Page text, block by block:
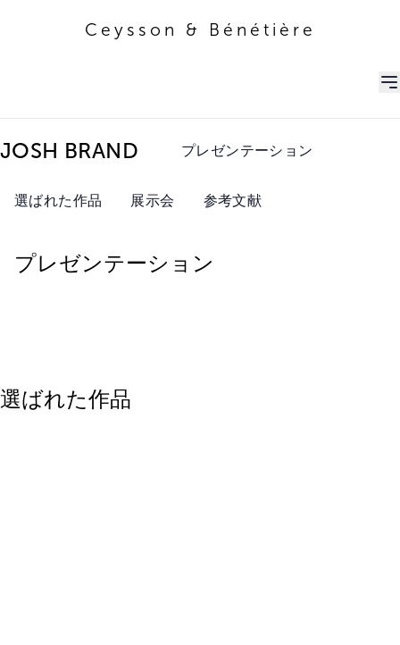
Ceysson & Bénétière
JOSH BRAND プレゼンテーション
選ばれた作品 展示会 参考文献
プレゼンテーション
選ばれた作品